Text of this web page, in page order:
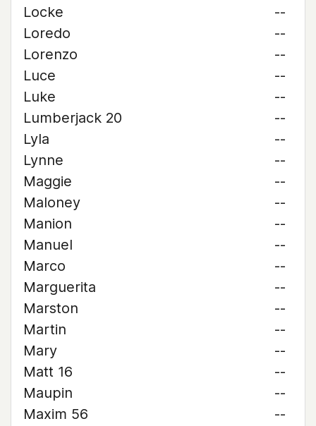
Locke
--
Loredo
--
Lorenzo
--
Luce
--
Luke
--
Lumberjack 20
--
Lyla
--
Lynne
--
Maggie
--
Maloney
--
Manion
--
Manuel
--
Marco
--
Marguerita
--
Marston
--
Martin
--
Mary
--
Matt 16
--
Maupin
--
Maxim 56
--